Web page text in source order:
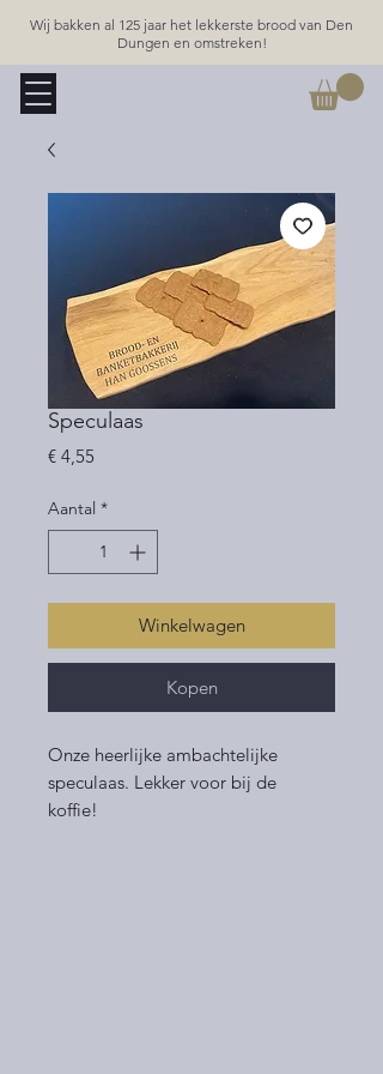
Wij bakken al 125 jaar het lekkerste brood van Den
Dungen en omstreken!
Speculaas
€ 4,55Prijs
Aantal *
Winkelwagen
Kopen
Onze heerlijke ambachtelijke
speculaas. Lekker voor bij de
koffie!